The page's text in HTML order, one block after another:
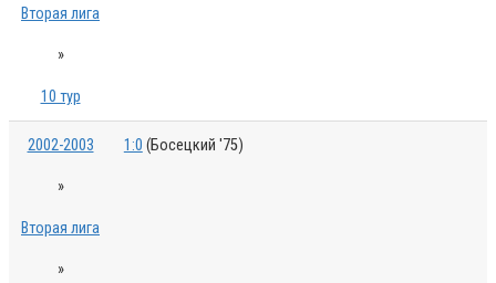
Вторая лига
»
10 тур
2002-2003
»
Вторая лига
»
1:0 (Босецкий '75)